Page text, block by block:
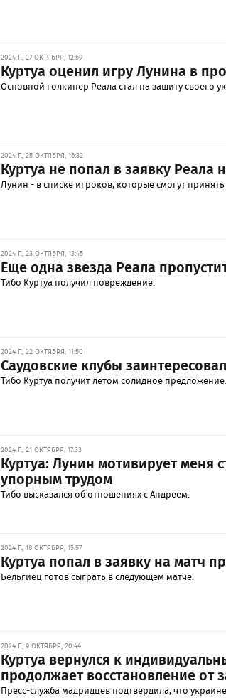
2024 Г., 27 ОКТЯБРЯ, 12:59
Куртуа оценил игру Лунина в
Основной голкипер Реала стал на защиту своего
2024 Г., 25 ОКТЯБРЯ, 16:32
Куртуа не попал в заявку Реала
Лунин - в списке игроков, которые смогут принять
2024 Г., 23 ОКТЯБРЯ, 13:45
Еще одна звезда Реала
Тибо Куртуа получил повреждение.
2024 Г., 22 ОКТЯБРЯ, 11:50
Саудовские клубы
Тибо Куртуа получит летом солидное предложение.
2024 Г., 21 ОКТЯБРЯ, 17:33
Куртуа: Лунин мотивирует меня
упорным трудом
Тибо высказался об отношениях с Андреем.
2024 Г., 18 ОКТЯБРЯ, 15:57
Куртуа попал в заявку на матч
Бельгиец готов сыграть в следующем матче.
2024 Г., 9 ОКТЯБРЯ, 20:44
Куртуа вернулся к
продолжает восстановление от
Пресс-служба мадридцев подтвердила, что